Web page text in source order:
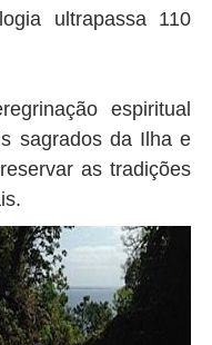
ultrapassa 110
espiritual
sagrados da Ilha e
as tradições